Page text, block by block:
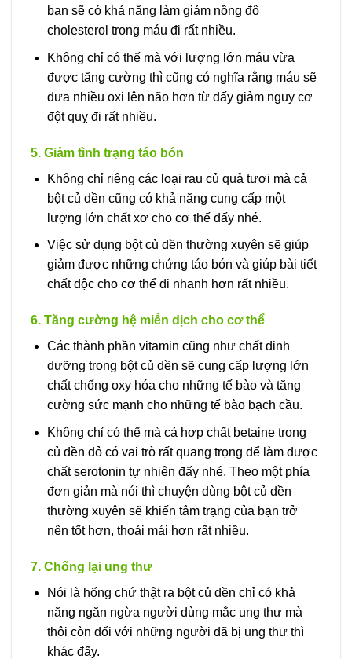
bạn sẽ có khả năng làm giảm nồng độ
cholesterol trong máu đi rất nhiều.
Không chỉ có thế mà với lượng lớn máu vừa
được tăng cường thì cũng có nghĩa rằng máu sẽ
đưa nhiều oxi lên não hơn từ đấy giảm nguy cơ
đột quỵ đi rất nhiều.
5. Giảm tình trạng táo bón
Không chỉ riêng các loại rau củ quả tươi mà cả
bột củ dền cũng có khả năng cung cấp một
lượng lớn chất xơ cho cơ thế đấy nhé.
Việc sử dụng bột củ dền thường xuyên sẽ giúp
giảm được những chứng táo bón và giúp bài tiết
chất độc cho cơ thể đi nhanh hơn rất nhiều.
6. Tăng cường hệ miễn dịch cho cơ thể
Các thành phần vitamin cũng như chất dinh
dưỡng trong bột củ dền sẽ cung cấp lượng lớn
chất chống oxy hóa cho những tế bào và tăng
cường sức mạnh cho những tế bào bạch cầu.
Không chỉ có thế mà cả hợp chất betaine trong
củ dền đỏ có vai trò rất quang trọng để làm được
chất serotonin tự nhiên đấy nhé. Theo một phía
đơn giản mà nói thì chuyện dùng bột củ dền
thường xuyên sẽ khiến tâm trạng của bạn trở
nên tốt hơn, thoải mái hơn rất nhiều.
7. Chống lại ung thư
Nói là hống chứ thật ra bột củ dền chỉ có khả
năng ngăn ngừa người dùng mắc ung thư mà
thôi còn đối với những người đã bị ung thư thì
khác đấy.